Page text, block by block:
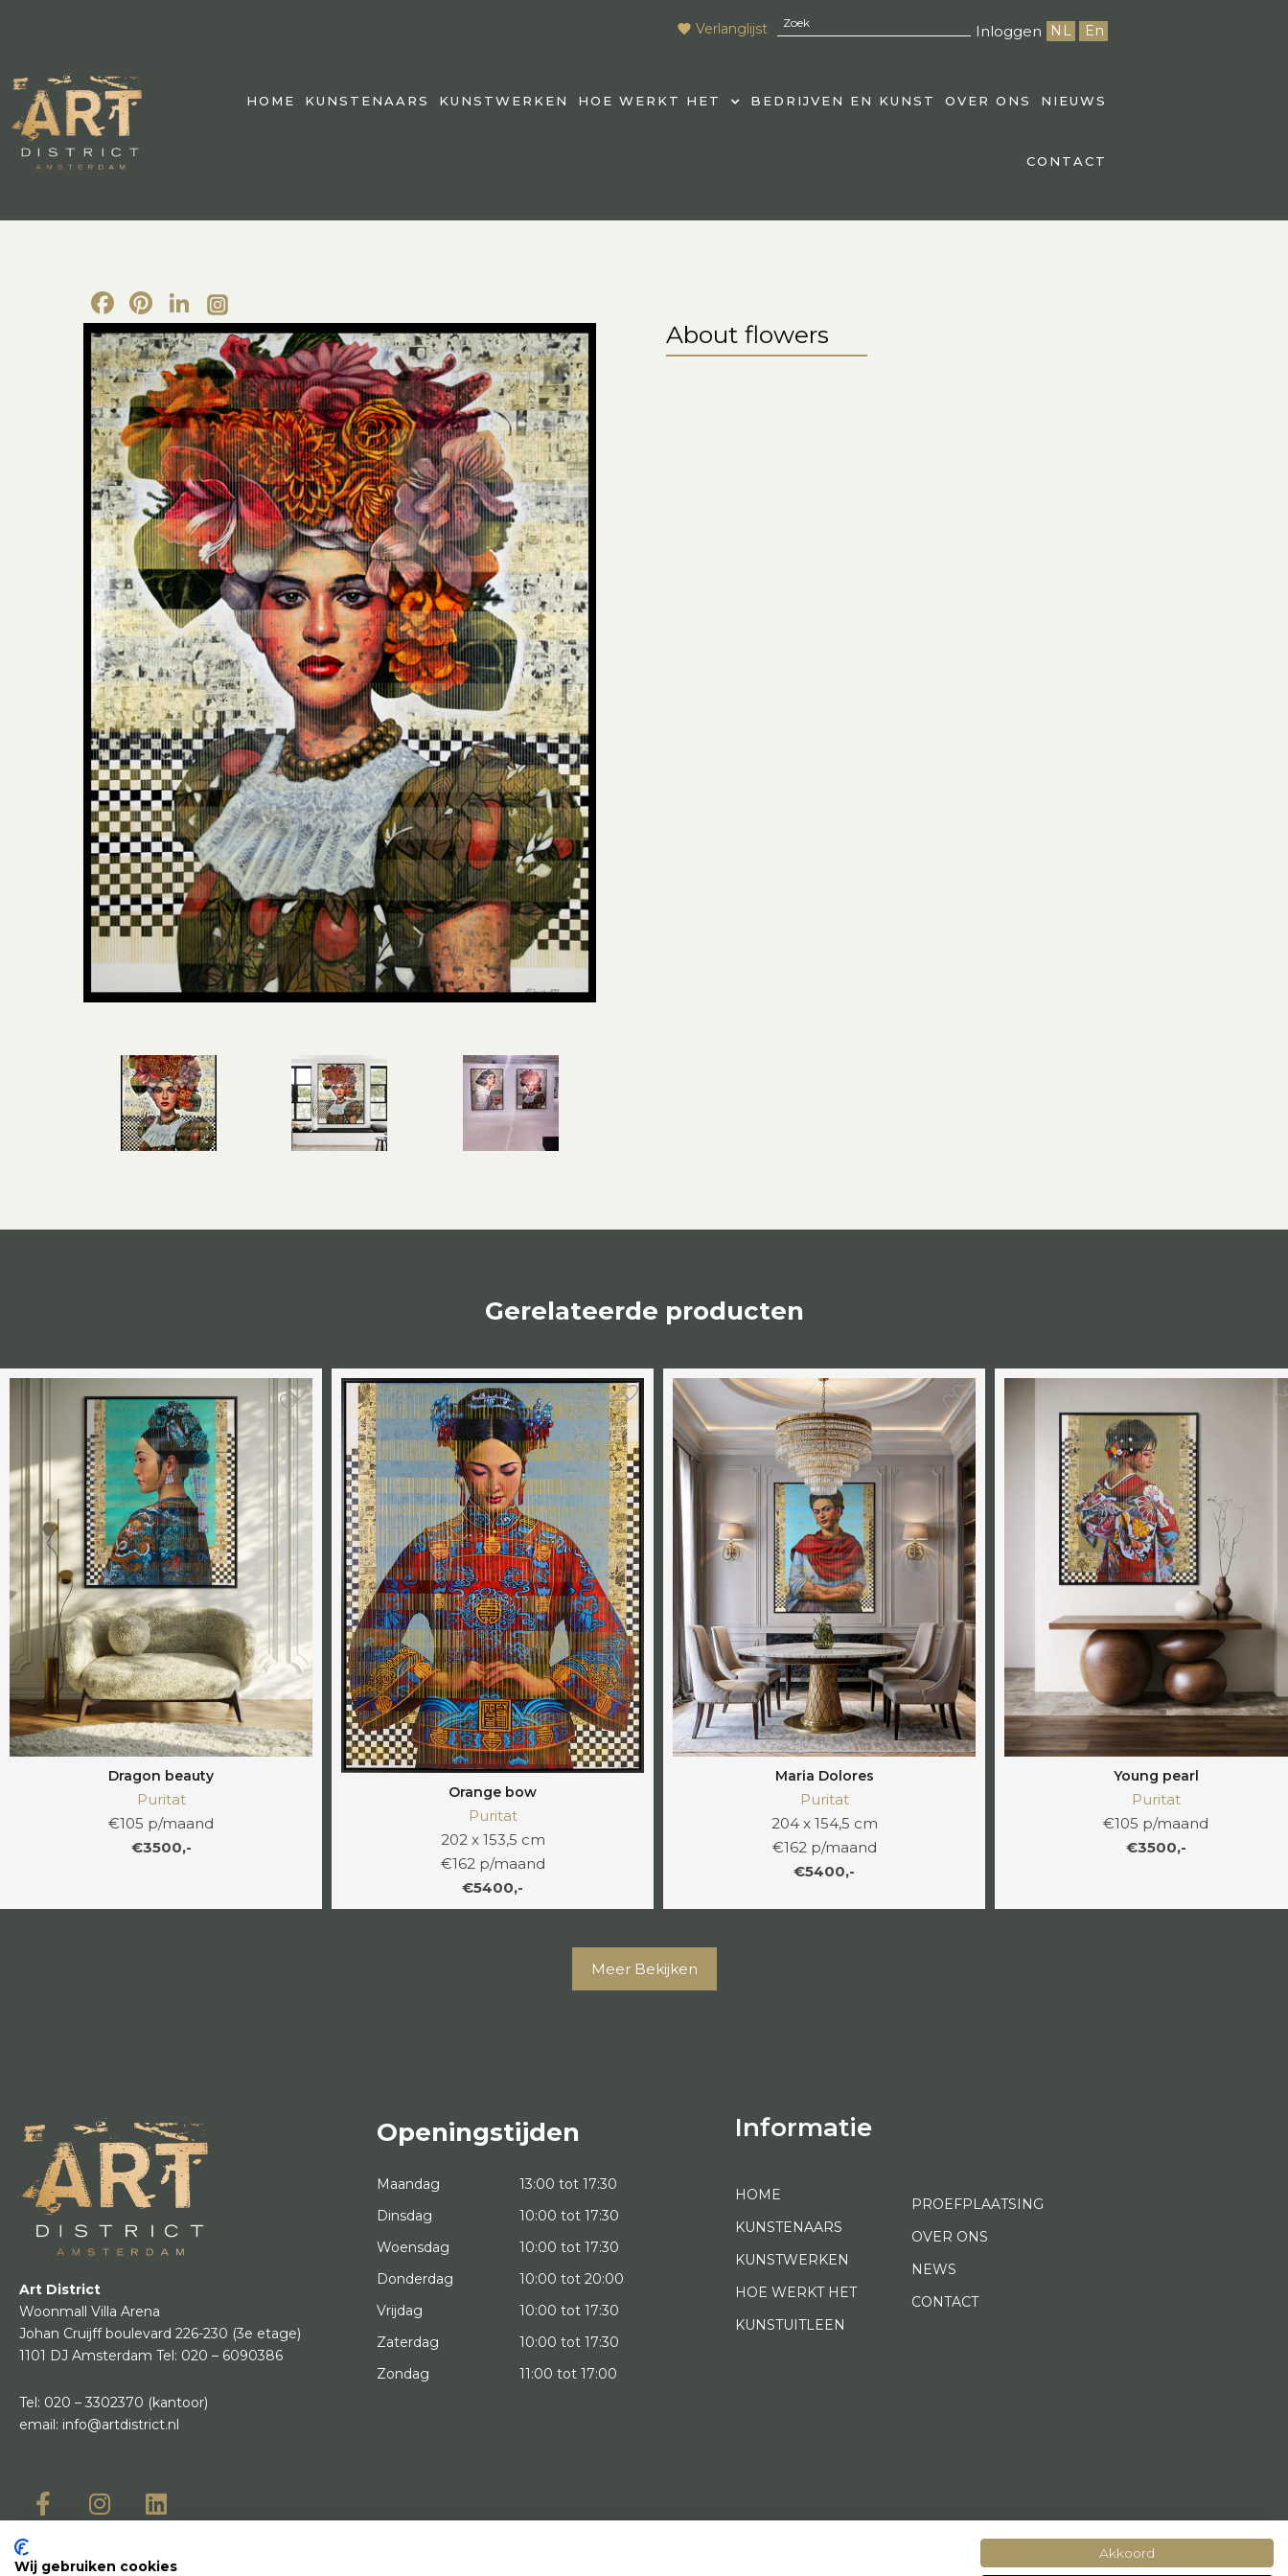
Verlanglijst Inloggen NL En
HOME KUNSTENAARS KUNSTWERKEN HOE WERKT HET BEDRIJVEN EN KUNST OVER ONS NIEUWS
CONTACT
Facebook
Pinterest
LinkedIn
About flowers
Gerelateerde producten
Dragon beauty
Puritat
€105 p/maand
€3500,-
Orange bow
Puritat
202 x 153,5 cm
€162 p/maand
€5400,-
Maria Dolores
Puritat
204 x 154,5 cm
€162 p/maand
€5400,-
Young pearl
Puritat
€105 p/maand
€3500,-
Meer Bekijken
Art District
Woonmall Villa Arena
Johan Cruijff boulevard 226-230 (3e etage)
1101 DJ Amsterdam Tel: 020 – 6090386
Tel: 020 – 3302370 (kantoor)
email: info@artdistrict.nl
Openingstijden
Maandag
13:00 tot 17:30
Dinsdag
10:00 tot 17:30
Woensdag
10:00 tot 17:30
Donderdag
10:00 tot 20:00
Vrijdag
10:00 tot 17:30
Zaterdag
10:00 tot 17:30
Zondag
11:00 tot 17:00
Informatie
HOME
KUNSTENAARS
KUNSTWERKEN
HOE WERKT HET
KUNSTUITLEEN
PROEFPLAATSING
OVER ONS
NEWS
CONTACT
Wij gebruiken cookies
Akkoord